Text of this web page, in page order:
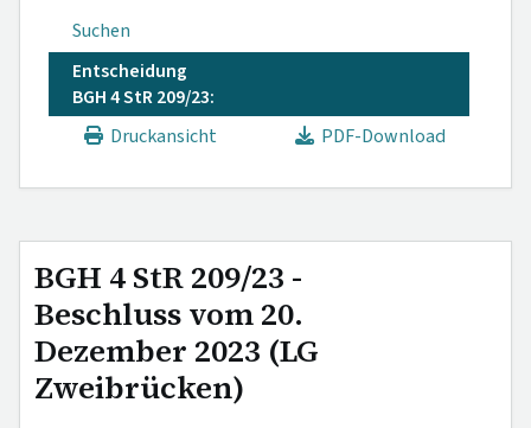
Suchen
Entscheidung
BGH 4 StR 209/23:
Druckansicht
PDF-Download
BGH 4 StR 209/23 -
Beschluss vom 20.
Dezember 2023 (LG
Zweibrücken)